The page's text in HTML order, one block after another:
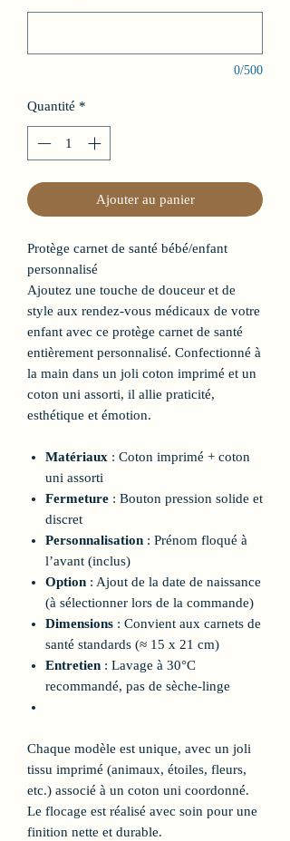
0/500
Quantité *
Ajouter au panier
Protège carnet de santé bébé/enfant
personnalisé
Ajoutez une touche de douceur et de
style aux rendez-vous médicaux de votre
enfant avec ce protège carnet de santé
entièrement personnalisé. Confectionné à
la main dans un joli coton imprimé et un
coton uni assorti, il allie praticité,
esthétique et émotion.
Matériaux : Coton imprimé + coton
uni assorti
Fermeture : Bouton pression solide et
discret
Personnalisation : Prénom floqué à
l’avant (inclus)
Option : Ajout de la date de naissance
(à sélectionner lors de la commande)
Dimensions : Convient aux carnets de
santé standards (≈ 15 x 21 cm)
Entretien : Lavage à 30°C
recommandé, pas de sèche-linge
Chaque modèle est unique, avec un joli
tissu imprimé (animaux, étoiles, fleurs,
etc.) associé à un coton uni coordonné.
Le flocage est réalisé avec soin pour une
finition nette et durable.